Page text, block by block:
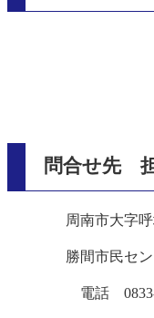
問合せ先
周南市大字呼
勝間市民セ
電話 0833-